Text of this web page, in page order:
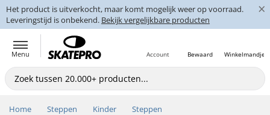
Het product is uitverkocht, maar komt mogelijk weer op voorraad.
Leveringstijd is onbekend. Bekijk vergelijkbare producten
×
Menu Winkelmandje
Bewaard
Account
Home Steppen Kinder Steppen